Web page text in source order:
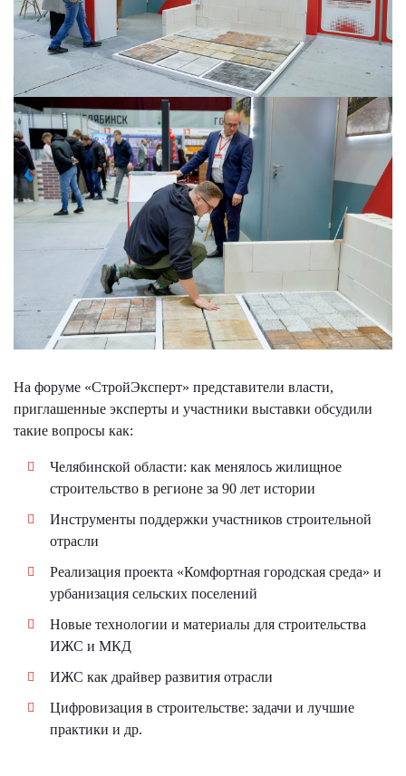
На форуме «СтройЭксперт» представители власти,
приглашенные эксперты и участники выставки обсудили
такие вопросы как:
Челябинской области: как менялось жилищное
строительство в регионе за 90 лет истории
Инструменты поддержки участников строительной
отрасли
Реализация проекта «Комфортная городская среда» и
урбанизация сельских поселений
Новые технологии и материалы для строительства
ИЖС и МКД
ИЖС как драйвер развития отрасли
Цифровизация в строительстве: задачи и лучшие
практики и др.